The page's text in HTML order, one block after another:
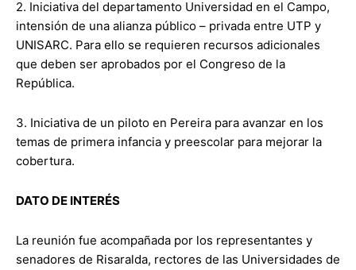
2. Iniciativa del departamento Universidad en el Campo,
intensión de una alianza público – privada entre UTP y
UNISARC. Para ello se requieren recursos adicionales
que deben ser aprobados por el Congreso de la
República.
3. Iniciativa de un piloto en Pereira para avanzar en los
temas de primera infancia y preescolar para mejorar la
cobertura.
DATO DE INTERÉS
La reunión fue acompañada por los representantes y
senadores de Risaralda, rectores de las Universidades de